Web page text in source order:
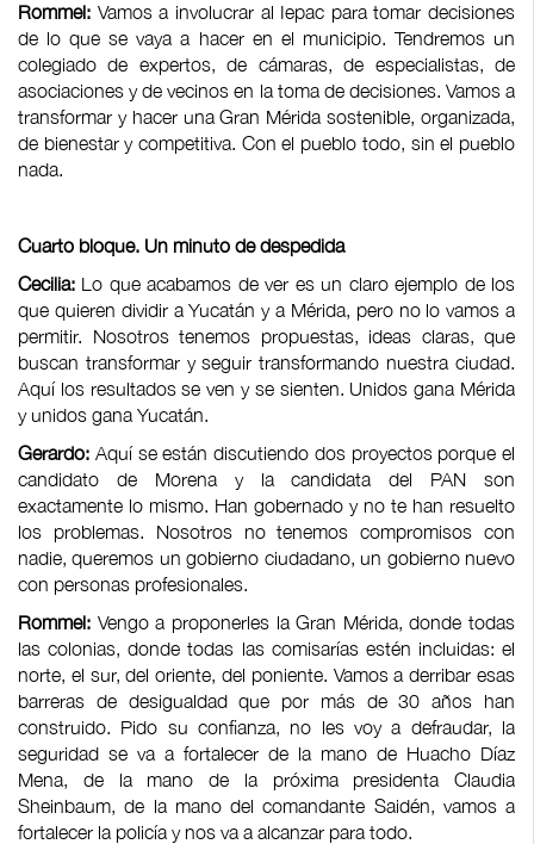
Rommel: Vamos a involucrar al Iepac para tomar decisiones
de lo que se vaya a hacer en el municipio. Tendremos un
colegiado de expertos, de cámaras, de especialistas, de
asociaciones y de vecinos en la toma de decisiones. Vamos a
transformar y hacer una Gran Mérida sostenible, organizada,
de bienestar y competitiva. Con el pueblo todo, sin el pueblo
nada.
Cuarto bloque. Un minuto de despedida
Cecilia: Lo que acabamos de ver es un claro ejemplo de los
que quieren dividir a Yucatán y a Mérida, pero no lo vamos a
permitir. Nosotros tenemos propuestas, ideas claras, que
buscan transformar y seguir transformando nuestra ciudad.
Aquí los resultados se ven y se sienten. Unidos gana Mérida
y unidos gana Yucatán.
Gerardo: Aquí se están discutiendo dos proyectos porque el
candidato de Morena y la candidata del PAN son
exactamente lo mismo. Han gobernado y no te han resuelto
los problemas. Nosotros no tenemos compromisos con
nadie, queremos un gobierno ciudadano, un gobierno nuevo
con personas profesionales.
Rommel: Vengo a proponerles la Gran Mérida, donde todas
las colonias, donde todas las comisarías estén incluidas: el
norte, el sur, del oriente, del poniente. Vamos a derribar esas
barreras de desigualdad que por más de 30 años han
construido. Pido su confianza, no les voy a defraudar, la
seguridad se va a fortalecer de la mano de Huacho Díaz
Mena, de la mano de la próxima presidenta Claudia
Sheinbaum, de la mano del comandante Saidén, vamos a
fortalecer la policía y nos va a alcanzar para todo.